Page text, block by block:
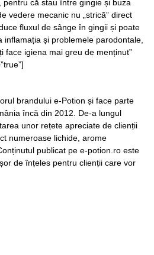
că stau între gingie și buza
vedere mecanic nu „strică” direct
fluxul de sânge în gingii și poate
și problemele parodontale,
face igiena mai greu de menținut”
brandului e-Potion și face parte
încă din 2012. De-a lungul
unor rețete apreciate de clienții
numeroase lichide, arome
publicat pe e-potion.ro este
de înțeles pentru clienții care vor